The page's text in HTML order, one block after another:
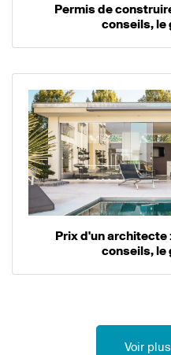
Permis de
conseils, le
Prix d'un architecte
conseils, le
Voir